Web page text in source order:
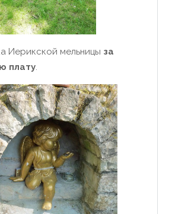
Иерикской мельницы за
плату.